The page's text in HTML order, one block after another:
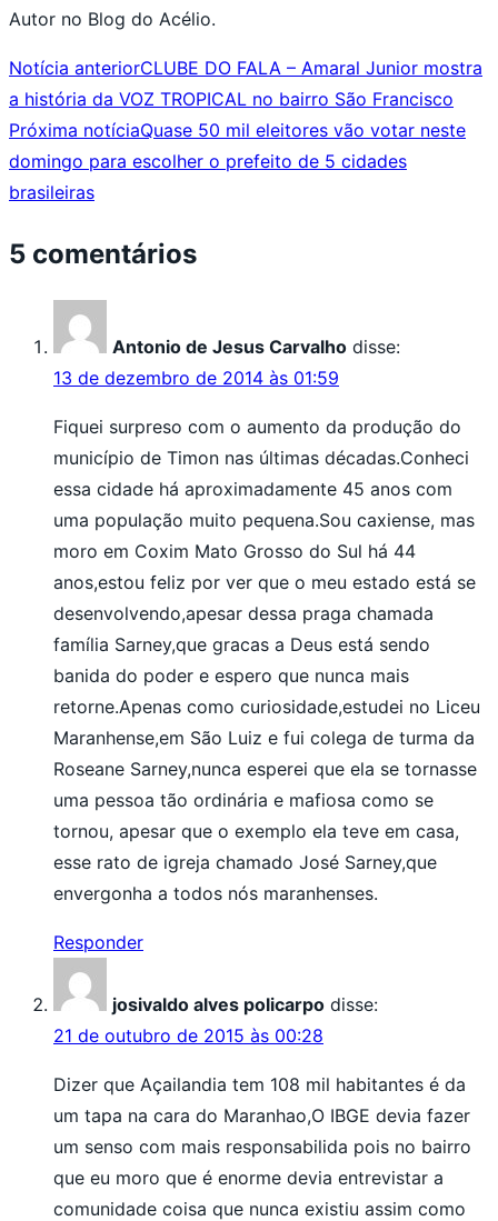
Autor no Blog do Acélio.
Notícia anteriorCLUBE DO FALA – Amaral Junior mostra
a história da VOZ TROPICAL no bairro São Francisco
Próxima notíciaQuase 50 mil eleitores vão votar neste
domingo para escolher o prefeito de 5 cidades
brasileiras
5 comentários
Antonio de Jesus Carvalho disse:
13 de dezembro de 2014 às 01:59
Fiquei surpreso com o aumento da produção do
município de Timon nas últimas décadas.Conheci
essa cidade há aproximadamente 45 anos com
uma população muito pequena.Sou caxiense, mas
moro em Coxim Mato Grosso do Sul há 44
anos,estou feliz por ver que o meu estado está se
desenvolvendo,apesar dessa praga chamada
família Sarney,que gracas a Deus está sendo
banida do poder e espero que nunca mais
retorne.Apenas como curiosidade,estudei no Liceu
Maranhense,em São Luiz e fui colega de turma da
Roseane Sarney,nunca esperei que ela se tornasse
uma pessoa tão ordinária e mafiosa como se
tornou, apesar que o exemplo ela teve em casa,
esse rato de igreja chamado José Sarney,que
envergonha a todos nós maranhenses.
Responder
josivaldo alves policarpo disse:
21 de outubro de 2015 às 00:28
Dizer que Açailandia tem 108 mil habitantes é da
um tapa na cara do Maranhao,O IBGE devia fazer
um senso com mais responsabilida pois no bairro
que eu moro que é enorme devia entrevistar a
comunidade coisa que nunca existiu assim como